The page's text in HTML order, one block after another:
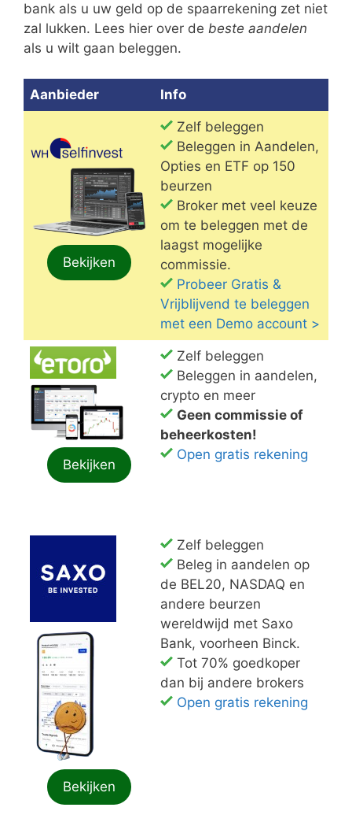
bank als u uw geld op de spaarrekening zet niet
zal lukken. Lees hier over de beste aandelen
als u wilt gaan beleggen.
Aanbieder Info
Bekijken
Zelf beleggen
Beleggen in Aandelen,
Opties en ETF op 150
beurzen
Broker met veel keuze
om te beleggen met de
laagst mogelijke
commissie.
Probeer Gratis &
Vrijblijvend te beleggen
met een Demo account >
Bekijken
Zelf beleggen
Beleggen in aandelen,
crypto en meer
Geen commissie of
beheerkosten!
Open gratis rekening
Bekijken
Zelf beleggen
Beleg in aandelen op
de BEL20, NASDAQ en
andere beurzen
wereldwijd met Saxo
Bank, voorheen Binck.
Tot 70% goedkoper
dan bij andere brokers
Open gratis rekening